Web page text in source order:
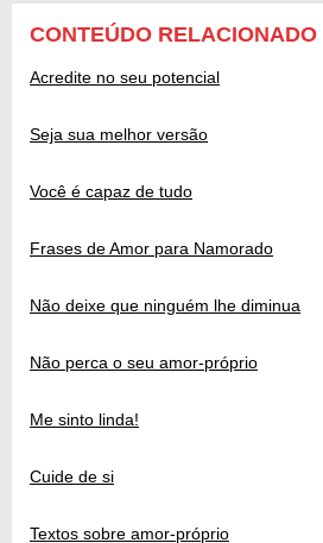
CONTEÚDO RELACIONADO
Acredite no seu potencial
Seja sua melhor versão
Você é capaz de tudo
Frases de Amor para Namorado
Não deixe que ninguém lhe diminua
Não perca o seu amor-próprio
Me sinto linda!
Cuide de si
Textos sobre amor-próprio